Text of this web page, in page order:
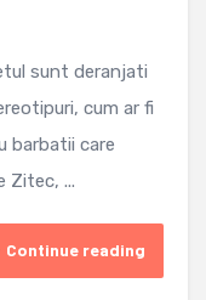
sunt deranjati
cum ar fi
barbatii care
Zitec, ...
Continue reading